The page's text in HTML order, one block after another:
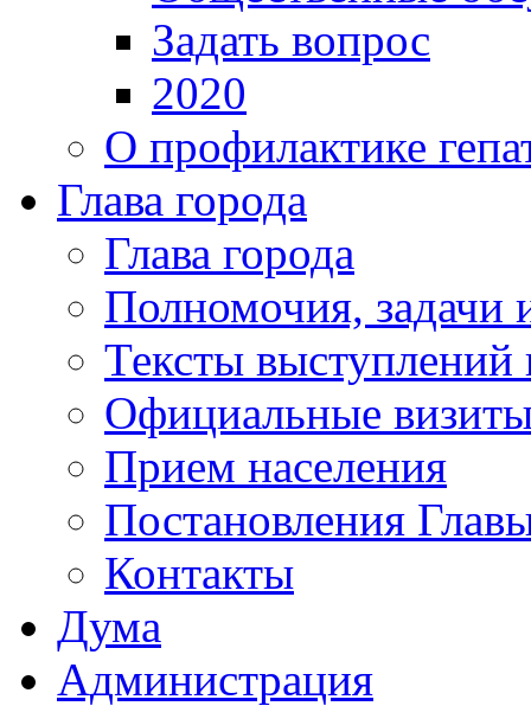
Задать вопрос
2020
О профилактике
Глава города
Глава города
Полномочия, задачи
Тексты выступлений
Официальные
Прием населения
Постановления
Контакты
Дума
Администрация